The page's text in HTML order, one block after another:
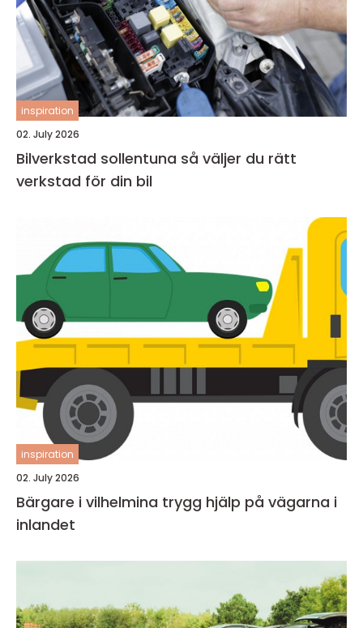
inspiration
02. July 2026
Bilverkstad sollentuna så väljer du rätt
verkstad för din bil
inspiration
02. July 2026
Bärgare i vilhelmina trygg hjälp på vägarna i
inlandet